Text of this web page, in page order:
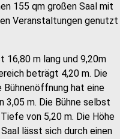
155 qm großen Saal mit
Veranstaltungen genutzt
16,80 m lang und 9,20m
beträgt 4,20 m. Die
Bühnenöffnung hat eine
3,05 m. Die Bühne selbst
von 5,20 m. Die Höhe
lässt sich durch einen